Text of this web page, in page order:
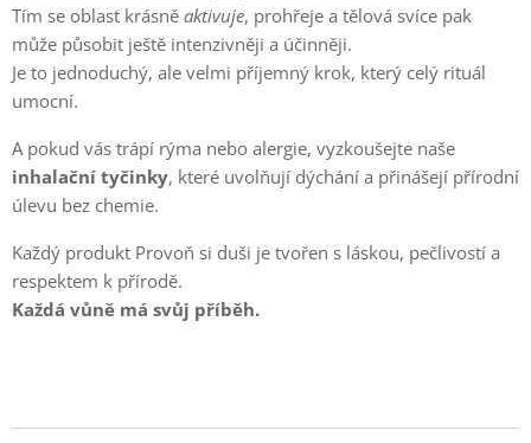
Tím se oblast krásně aktivuje, prohřeje a tělová svíce pak
může působit ještě intenzivněji a účinněji.
Je to jednoduchý, ale velmi příjemný krok, který celý rituál
umocní.
A pokud vás trápí rýma nebo alergie, vyzkoušejte naše
inhalační tyčinky, které uvolňují dýchání a přinášejí přírodní
úlevu bez chemie.
Každý produkt Provoň si duši je tvořen s láskou, pečlivostí a
respektem k přírodě.
Každá vůně má svůj příběh.